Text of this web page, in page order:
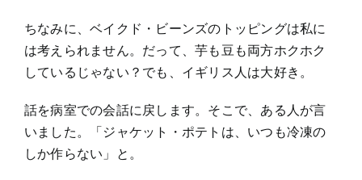
ちなみに、ベイクド・ビーンズのトッピングは私に
は考えられません。だって、芋も豆も両方ホクホク
しているじゃない？でも、イギリス人は大好き。
話を病室での会話に戻します。そこで、ある人が言
いました。「ジャケット・ポテトは、いつも冷凍の
しか作らない」と。